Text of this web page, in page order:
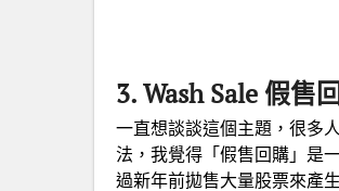
3. Wash Sale 假售
一直想談談這個主題，很多
法，我覺得「假售回購」是
過新年前拋售大量股票來產